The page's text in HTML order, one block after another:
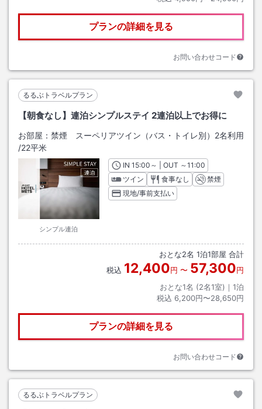
プランの詳細を見る
お問い合わせコード
るるぶトラベルプラン
【朝食なし】連泊シンプルステイ 2連泊以上でお得に
お部屋： 禁煙 スーペリアツイン（バス・トイレ別）2名利用
/22平米
シンプル連泊
INチェックイン
15:00 ～ | OUT チェックアウト
～11:00
ツイン
食事なし
禁煙
現地/事前支払い
おとな2名 1泊1部屋 合計
税込 12,400円 〜 57,300円
おとな1名 (2名1室)｜ 1泊
税込 6,200円〜28,650円
プランの詳細を見る
お問い合わせコード
るるぶトラベルプラン